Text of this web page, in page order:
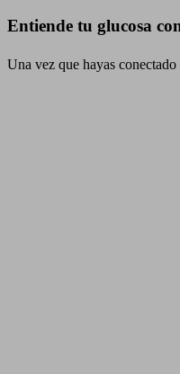
Entiende tu glucosa
Una vez que hayas